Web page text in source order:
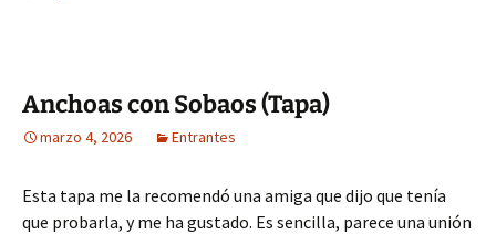
Anchoas con Sobaos (Tapa)
marzo 4, 2026 Entrantes
Esta tapa me la recomendó una amiga que dijo que tenía
que probarla, y me ha gustado. Es sencilla, parece una unión